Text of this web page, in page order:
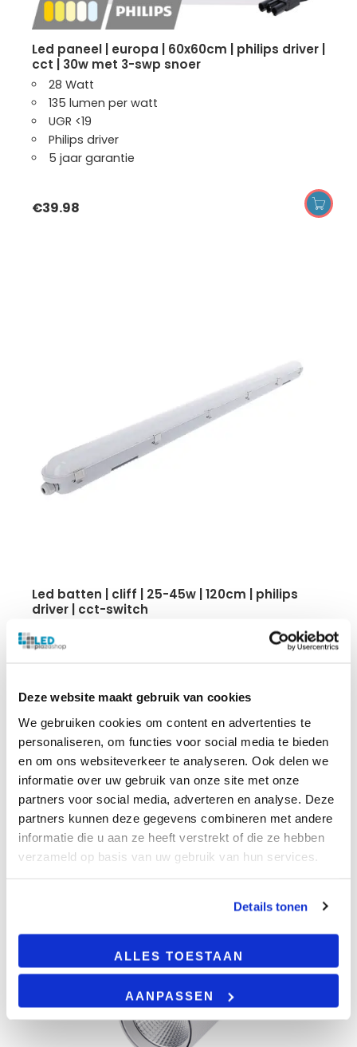
Deze website maakt gebruik van cookies
We gebruiken cookies om content en advertenties te
personaliseren, om functies voor social media te bieden
en om ons websiteverkeer te analyseren. Ook delen we
informatie over uw gebruik van onze site met onze
partners voor social media, adverteren en analyse. Deze
partners kunnen deze gegevens combineren met andere
informatie die u aan ze heeft verstrekt of die ze hebben
verzameld op basis van uw gebruik van hun services.
Details tonen
ALLES TOESTAAN
AANPASSEN
led paneel | europa | 60x60cm | philips driver |
cct | 30w met 3-swp snoer
28 Watt
135 lumen per watt
UGR <19
Philips driver
5 jaar garantie
€39.98
led batten | cliff | 25-45w | 120cm | philips
driver | cct-switch
140 lumen p/W
5-jaar garantie